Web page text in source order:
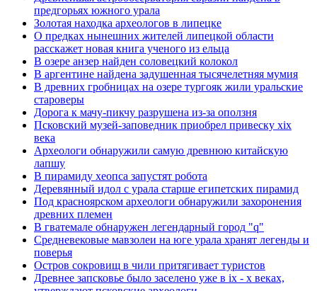
предгорьях южного урала
Золотая находка археологов в липецке
О предках нынешних жителей липецкой области
расскажет новая книга ученого из ельца
В озере анзер найден соловецкий колокол
В аргентине найдена задушенная тысячелетняя мумия
В древних гробницах на озере тургояк жили уральские
староверы
Дорога к мачу-пикчу разрушена из-за оползня
Псковский музей-заповедник приобрел привеску xix
века
Археологи обнаружили самую древнюю китайскую
лапшу
В пирамиду хеопса запустят робота
Деревянный идол с урала старше египетских пирамид
Под красноярском археологи обнаружили захоронения
древних племен
В гватемале обнаружен легендарный город "q"
Средневековые мавзолеи на юге урала хранят легенды и
поверья
Остров сокровищ в чили притягивает туристов
Древнее запсковье было заселено уже в ix - x веках,